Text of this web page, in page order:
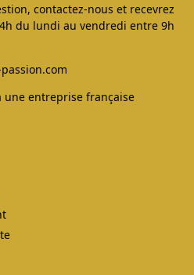
contactez-nous et recevrez
du lundi au vendredi entre 9h
entreprise française